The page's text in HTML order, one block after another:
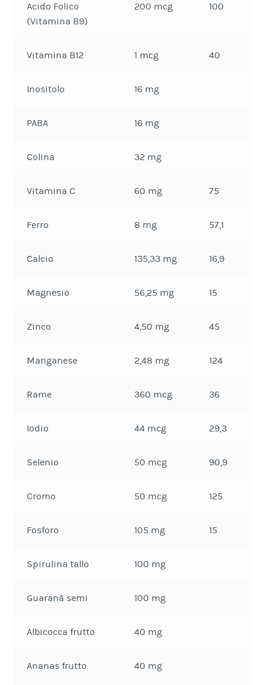
Acido Folico
(Vitamina B9)
200 mcg 100
Vitamina B12 1 mcg 40
Inositolo 16 mg
PABA 16 mg
Colina 32 mg
Vitamina C 60 mg 75
Ferro 8 mg 57,1
Calcio 135,33 mg 16,9
Magnesio 56,25 mg 15
Zinco 4,50 mg 45
Manganese 2,48 mg 124
Rame 360 mcg 36
Iodio 44 mcg 29,3
Selenio 50 mcg 90,9
Cromo 50 mcg 125
Fosforo 105 mg 15
Spirulina tallo 100 mg
Guaranà semi 100 mg
Albicocca frutto 40 mg
Ananas frutto 40 mg